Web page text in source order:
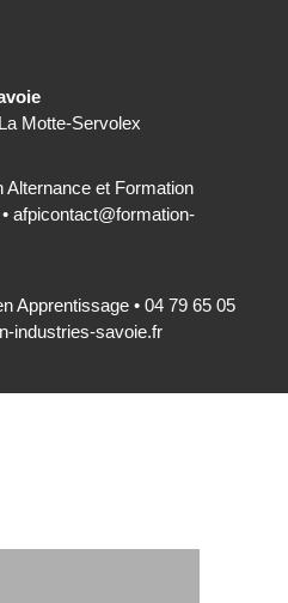
Motte-Servolex
Alternance et Formation
afpicontact@formation-
Apprentissage • 04 79 65 05
industries-savoie.fr